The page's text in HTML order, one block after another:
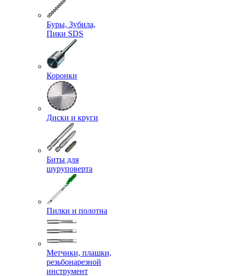
Буры, Зубила,
Пики SDS
Коронки
Диски и круги
Биты для
шуруповерта
Пилки и полотна
Метчики, плашки,
резьбонарезной
инструмент